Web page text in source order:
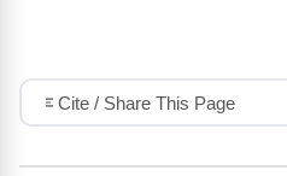
Cite / Share This Page